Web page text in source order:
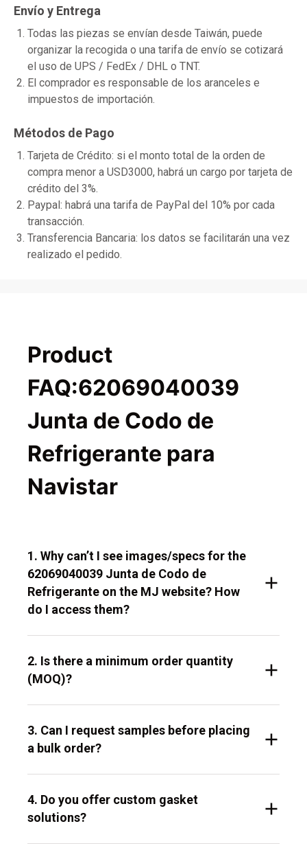
Envío y Entrega
Todas las piezas se envían desde Taiwán, puede
organizar la recogida o una tarifa de envío se cotizará
el uso de UPS / FedEx / DHL o TNT.
El comprador es responsable de los aranceles e
impuestos de importación.
Métodos de Pago
Tarjeta de Crédito: si el monto total de la orden de
compra menor a USD3000, habrá un cargo por tarjeta de
crédito del 3%.
Paypal: habrá una tarifa de PayPal del 10% por cada
transacción.
Transferencia Bancaria: los datos se facilitarán una vez
realizado el pedido.
Product
FAQ:62069040039
Junta de Codo de
Refrigerante para
Navistar
1. Why can’t I see images/specs for the
62069040039 Junta de Codo de
Refrigerante on the MJ website? How
do I access them?
2. Is there a minimum order quantity
(MOQ)?
3. Can I request samples before placing
a bulk order?
4. Do you offer custom gasket
solutions?